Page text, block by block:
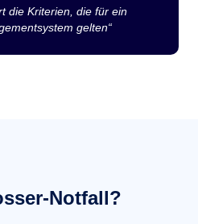
die Kriterien, die für ein
gelten“
Notfall?